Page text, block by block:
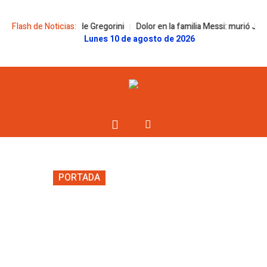
Flash de Noticias:
Gregorini
Dolor en la familia Messi: murió Jorge, el padre de Lionel,
Lunes 10 de agosto de 2026
PORTADA